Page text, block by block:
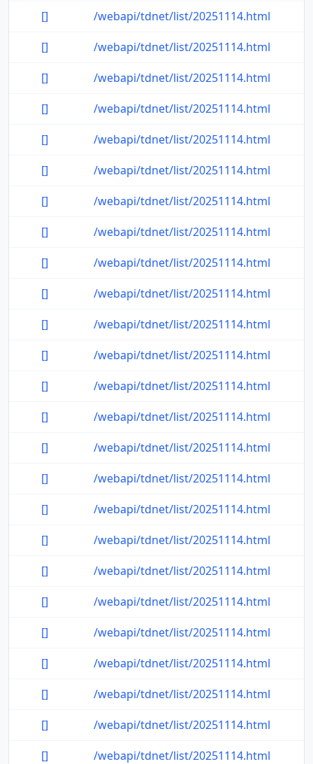
[]
/webapi/tdnet/list/20251114.html
[]
/webapi/tdnet/list/20251114.html
[]
/webapi/tdnet/list/20251114.html
[]
/webapi/tdnet/list/20251114.html
[]
/webapi/tdnet/list/20251114.html
[]
/webapi/tdnet/list/20251114.html
[]
/webapi/tdnet/list/20251114.html
[]
/webapi/tdnet/list/20251114.html
[]
/webapi/tdnet/list/20251114.html
[]
/webapi/tdnet/list/20251114.html
[]
/webapi/tdnet/list/20251114.html
[]
/webapi/tdnet/list/20251114.html
[]
/webapi/tdnet/list/20251114.html
[]
/webapi/tdnet/list/20251114.html
[]
/webapi/tdnet/list/20251114.html
[]
/webapi/tdnet/list/20251114.html
[]
/webapi/tdnet/list/20251114.html
[]
/webapi/tdnet/list/20251114.html
[]
/webapi/tdnet/list/20251114.html
[]
/webapi/tdnet/list/20251114.html
[]
/webapi/tdnet/list/20251114.html
[]
/webapi/tdnet/list/20251114.html
[]
/webapi/tdnet/list/20251114.html
[]
/webapi/tdnet/list/20251114.html
[]
/webapi/tdnet/list/20251114.html